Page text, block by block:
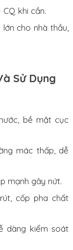
khi cần.
cho nhà thầu,
Sử Dụng
bề mặt cục
mác thấp, dễ
mạnh gây nứt.
cốp pha chất
dàng kiểm soát